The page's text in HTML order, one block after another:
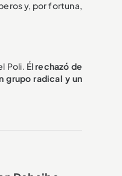
y, por fortuna,
Poli. Élrechazó de
grupo radical y un